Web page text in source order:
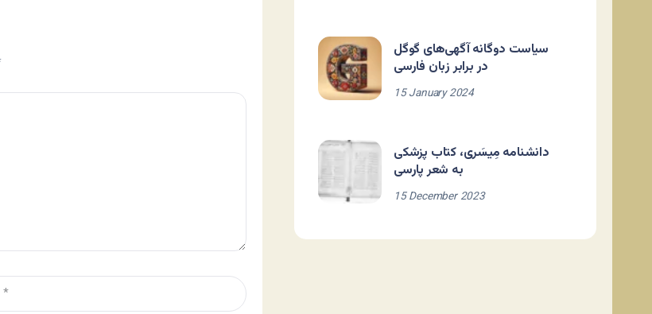
سیاست دوگانه آگهی‌های گوگل
در برابر زبان فارسی
15 January 2024
دانشنامه مِیسَری، کتاب پزشکی
به شعر پارسی
15 December 2023